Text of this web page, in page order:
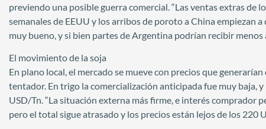
previendo una posible guerra comercial. “Las ventas extras de
semanales de EEUU y los arribos de poroto a China empiezan
muy bueno, y si bien partes de Argentina podrían recibir
El movimiento de la soja
En plano local, el mercado se mueve con precios que
tentador. En trigo la comercialización anticipada fue muy baja,
USD/Tn. “La situación externa más firme, e interés
pero el total sigue atrasado y los precios están lejos de los 220